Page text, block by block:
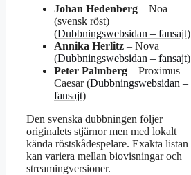
Johan Hedenberg – Noa
(svensk röst)
(Dubbningswebsidan – fansajt)
Annika Herlitz – Nova
(Dubbningswebsidan – fansajt)
Peter Palmberg – Proximus
Caesar (Dubbningswebsidan –
fansajt)
Den svenska dubbningen följer
originalets stjärnor men med lokalt
kända röstskådespelare. Exakta listan
kan variera mellan biovisningar och
streamingversioner.